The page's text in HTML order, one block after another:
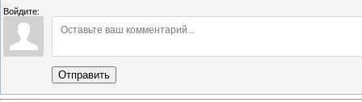
Войдите:
Отправить